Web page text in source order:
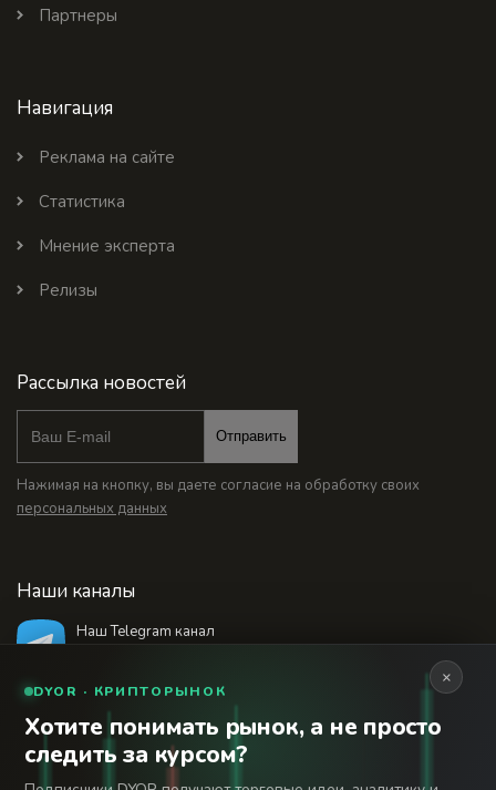
Партнеры
Навигация
Реклама на сайте
Статистика
Мнение эксперта
Релизы
Рассылка новостей
Отправить
Нажимая на кнопку, вы даете согласие на обработку своих
персональных данных
Наши каналы
Наш Telegram канал
18+
© 2026 Финансовый интернет-портал «Банки
Сегодня». Используя сайт BanksToday.net вы
×
DYOR · КРИПТОРЫНОК
Хотите понимать рынок, а не просто
следить за курсом?